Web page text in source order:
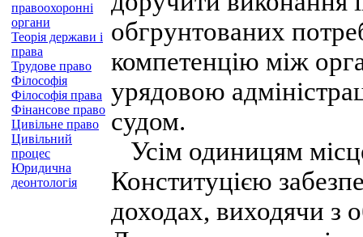
правоохоронні
органи
Теорія держави і
права
Трудове право
Філософія
Філософія права
Фінансове право
Цивільне право
Цивільний
процес
Юридична
деонтологія
обгрунтованих
компетенцію між
урядовою
судом.
Усім одиницям
Конституцією
доходах, виходячи з